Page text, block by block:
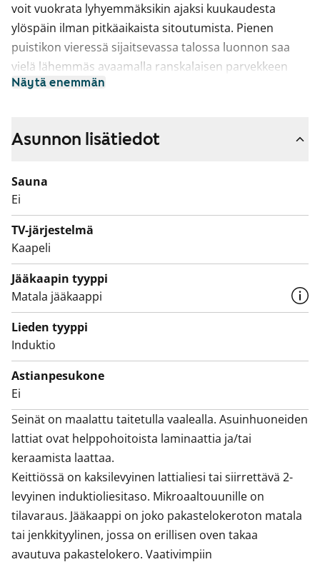
voit vuokrata lyhyemmäksikin ajaksi kuukaudesta
ylöspäin ilman pitkäaikaista sitoutumista. Pienen
puistikon vieressä sijaitsevassa talossa luonnon saa
vielä lähemmäs avaamalla ranskalaisen parvekkeen
oven. Säilytystila on keskitetty eteisen yhteyteen.
ruoan valmistuksen yhteydessä. Suosittelemme siksi
yhteiskeittiötä ruoan valmistamiseen. Jääkaappi on
pakastelokeroton. Keittiön taso on helppohoitoista
laminaattia.
Näppärässä kylpyhuoneessa on suihkukaappi,
pyykinpesun hoidat vaivattomasti talon tilavassa
pyykkihuoneessa.
Talo on rakennusluvan mukaan huoneistohotelli, jonne
voit siirtää kirjat ja jossa asumiseen voit anoa tukia.
Sähkö kuuluu vuokraan, yhden ihmisen
SATO pidättää oikeuden laskuttaa yli 120 kWh/hlö/kk
menevän sähkönkulutuksen asukkaalta.
Tarvitsetko parkkipaikkaa? Vuokraamme kulkupelillesi
lämpötolpallisia ja -tolpattomia pysäköintipaikkoja sekä
katospaikkoja.
Porarinkatu 3 tärkeää lisätietoa
Näytä enemmän
Asunnon lisätiedot
Sauna
Ei
TV-järjestelmä
Kaapeli
Jääkaapin tyyppi
Matala jääkaappi
Lieden tyyppi
Induktio
Astianpesukone
Ei
Seinät on maalattu taitetulla vaalealla. Asuinhuoneiden
lattiat ovat helppohoitoista laminaattia ja/tai
keraamista laattaa.
Keittiössä on kaksilevyinen lattialiesi tai siirrettävä 2-
levyinen induktioliesitaso. Mikroaaltouunille on
tilavaraus. Jääkaappi on joko pakastelokeroton matala
tai jenkkityylinen, jossa on erillisen oven takaa
avautuva pakastelokero. Vaativimpiin